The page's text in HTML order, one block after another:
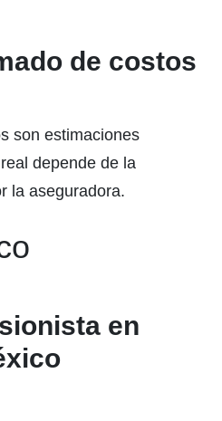
de costos
son estimaciones
depende de la
la aseguradora.
en